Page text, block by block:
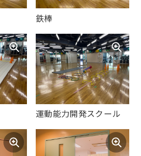
鉄棒
運動能力開発スクール
link
below
(start
automatic
translation)
to
return
to
the
top